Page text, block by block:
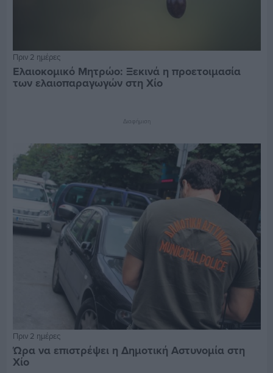
Πριν 2 ημέρες
Ελαιοκομικό Μητρώο: Ξεκινά η προετοιμασία
των ελαιοπαραγωγών στη Χίο
Διαφήμιση
Πριν 2 ημέρες
Ώρα να επιστρέψει η Δημοτική Αστυνομία στη
Χίο